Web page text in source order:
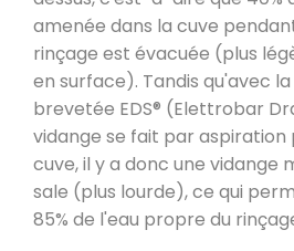
amenée dans la cuve
rinçage est évacuée (plus
en surface). Tandis qu'avec
brevetée EDS® (Elettrobar
vidange se fait par aspiration
cuve, il y a donc une vidange
sale (plus lourde), ce qui
85% de l'eau propre du